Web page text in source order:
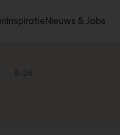
InspiratieNieuws & Jobs
B-D5